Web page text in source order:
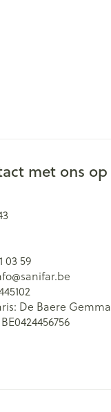
met ons op
03 59
sanifar.be
De Baere Gemma
BE0424456756